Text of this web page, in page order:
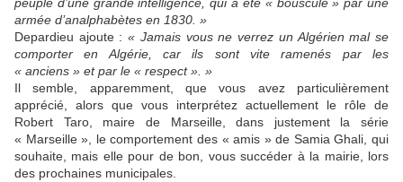
armée d’analphabètes en 1830. »
Depardieu ajoute :« Jamais vous ne verrez un Algérien mal se
comporter en Algérie, car ils sont vite ramenés par les
« anciens » et par le « respect ». »
Il semble, apparemment, que vous avez particulièrement
apprécié, alors que vous interprétez actuellement le rôle de
Robert Taro, maire de Marseille, dans justement la série
« Marseille », le comportement des « amis » de Samia Ghali, qui
souhaite, mais elle pour de bon, vous succéder à la mairie, lors
des prochaines municipales.